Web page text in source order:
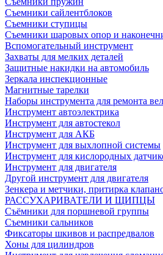
Съемники сайлентблоков
Съемники ступицы
Съемники шаровых опор и
Вспомогательный инструмент
Захваты для мелких деталей
Защитные накидки на автомобиль
Зеркала инспекционные
Магнитные тарелки
Наборы инструмента для ремонта
Инструмент автоэлектрика
Инструмент для автостекол
Инструмент для АКБ
Инструмент для выхлопной системы
Инструмент для кислородных
Инструмент для двигателя
Другой инструмент для двигателя
Зенкера и метчики, притирка
РАССУХАРИВАТЕЛИ И ЩИПЦЫ
Съёмники для поршневой группы
Съемники сальников
Фиксаторы шкивов и распредвалов
Хоны для цилиндров